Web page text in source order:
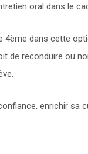
oral dans le
4ème dans cette
de reconduire ou
enrichir sa